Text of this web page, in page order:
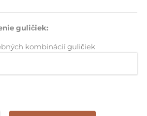
guličiek:
kombinácií guličiek